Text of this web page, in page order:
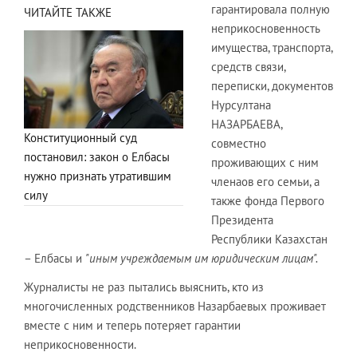
ЧИТАЙТЕ ТАКЖЕ
Конституционный суд
постановил: закон о Елбасы
нужно признать утратившим
силу
гарантировала полную
неприкосновенность
имущества, транспорта,
средств связи,
переписки, документов
Нурсултана
НАЗАРБАЕВА,
совместно
проживающих с ним
членаов его семьи, а
также фонда Первого
Президента
Республики Казахстан
– Елбасы и "иным учреждаемым им юридическим лицам".
Журналисты не раз пытались выяснить, кто из
многочисленных родственников Назарбаевых проживает
вместе с ним и теперь потеряет гарантии
неприкосновенности.